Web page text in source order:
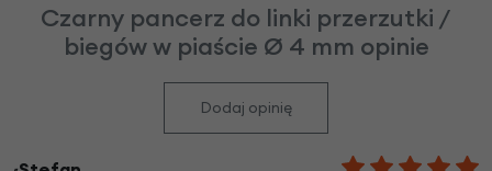
Czarny pancerz do linki przerzutki /
biegów w piaście Ø 4 mm opinie
Dodaj opinię